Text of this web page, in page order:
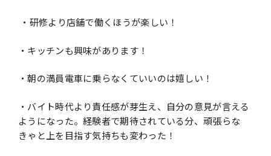
・研修より店舗で働くほうが楽しい！
・キッチンも興味があります！
・朝の満員電車に乗らなくていいのは嬉しい！
・バイト時代より責任感が芽生え、自分の意見が言える
ようになった。経験者で期待されている分、頑張らな
きゃと上を目指す気持ちも変わった！